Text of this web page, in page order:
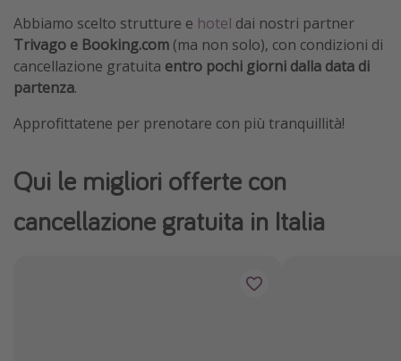
Abbiamo scelto strutture e hotel dai nostri partner
Trivago e Booking.com (ma non solo), con condizioni di
cancellazione gratuita entro pochi giorni dalla data di
partenza.
Approfittatene per prenotare con più tranquillità!
Qui le migliori offerte con
cancellazione gratuita in Italia